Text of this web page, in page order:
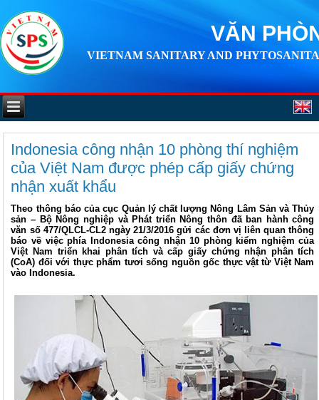
VĂN
VIETNAM SANITARY AND
Indonesia công nhận 10 phòng thí nghiệm
của Việt Nam được phép cấp giấy chứng
nhận xuất khẩu
Theo thông báo của cục Quản lý chất lượng Nông Lâm Sản và Thủy
sản – Bộ Nông nghiệp và Phát triển Nông thôn đã ban hành công
văn số 477/QLCL-CL2 ngày 21/3/2016 gửi các đơn vị liên quan thông
báo về việc phía Indonesia công nhận 10 phòng kiểm nghiệm của
Việt Nam triển khai phân tích và cấp giấy chứng nhận phân tích
(CoA) đối với thực phẩm tươi sống nguồn gốc thực vật từ Việt Nam
vào Indonesia.